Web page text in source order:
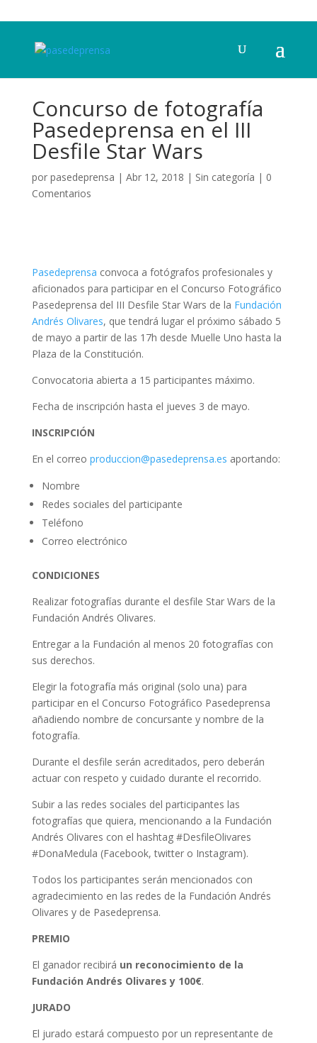
Concurso de fotografía
Pasedeprensa en el III
Desfile Star Wars
por pasedeprensa | Abr 12, 2018 | Sin categoría | 0
Comentarios
Pasedeprensa convoca a fotógrafos profesionales y
aficionados para participar en el Concurso Fotográfico
Pasedeprensa del III Desfile Star Wars de la Fundación
Andrés Olivares, que tendrá lugar el próximo sábado 5
de mayo a partir de las 17h desde Muelle Uno hasta la
Plaza de la Constitución.
Convocatoria abierta a 15 participantes máximo.
Fecha de inscripción hasta el jueves 3 de mayo.
INSCRIPCIÓN
En el correo produccion@pasedeprensa.es aportando:
Nombre
Redes sociales del participante
Teléfono
Correo electrónico
CONDICIONES
Realizar fotografías durante el desfile Star Wars de la
Fundación Andrés Olivares.
Entregar a la Fundación al menos 20 fotografías con
sus derechos.
Elegir la fotografía más original (solo una) para
participar en el Concurso Fotográfico Pasedeprensa
añadiendo nombre de concursante y nombre de la
fotografía.
Durante el desfile serán acreditados, pero deberán
actuar con respeto y cuidado durante el recorrido.
Subir a las redes sociales del participantes las
fotografías que quiera, mencionando a la Fundación
Andrés Olivares con el hashtag #DesfileOlivares
#DonaMedula (Facebook, twitter o Instagram).
Todos los participantes serán mencionados con
agradecimiento en las redes de la Fundación Andrés
Olivares y de Pasedeprensa.
PREMIO
El ganador recibirá un reconocimiento de la
Fundación Andrés Olivares y 100€.
JURADO
El jurado estará compuesto por un representante de